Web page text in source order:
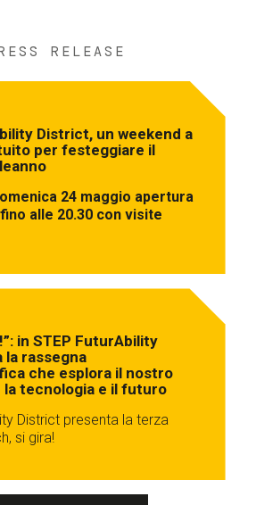
RELEASE
District, un weekend a
per festeggiare il
24 maggio apertura
alle 20.30 con visite
in STEP FuturAbility
rassegna
che esplora il nostro
tecnologia e il futuro
District presenta la terza
si gira!